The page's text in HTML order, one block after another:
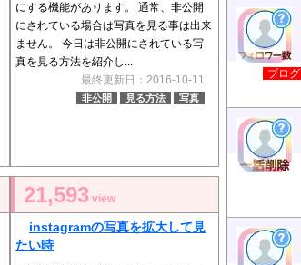
にする機能があります。 通常、非公開
にされている場合は写真を見る事は出来
ません。 今日は非公開にされている写
真を見る方法を紹介し...
最終更新日：2016-10-11
非公開 見る方法 写真
21,593 view
instagramの写真を拡大して見
たい時
ブログ